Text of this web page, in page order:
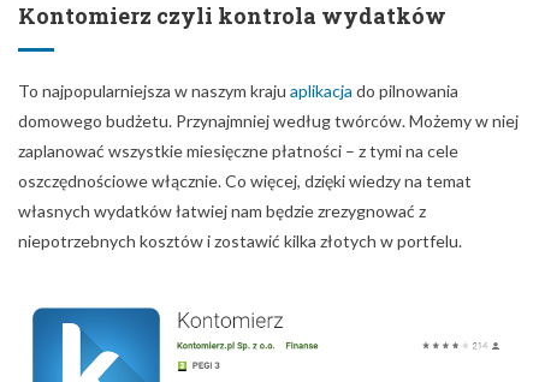
Kontomierz czyli kontrola wydatków
To najpopularniejsza w naszym kraju aplikacja do pilnowania
domowego budżetu. Przynajmniej według twórców. Możemy w niej
zaplanować wszystkie miesięczne płatności – z tymi na cele
oszczędnościowe włącznie. Co więcej, dzięki wiedzy na temat
własnych wydatków łatwiej nam będzie zrezygnować z
niepotrzebnych kosztów i zostawić kilka złotych w portfelu.